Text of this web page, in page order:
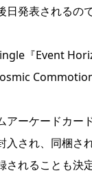
発表されるの
『Event
アーケードカー
入され、同梱
れることも決